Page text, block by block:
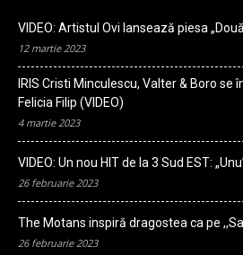
VIDEO: Artistul Ovi lansează piesa
12 martie 2023
IRIS Cristi Minculescu, Valter & Boro se
Felicia Filip (VIDEO)
4 martie 2023
VIDEO: Un nou HIT de la 3 Sud EST:
26 februarie 2023
The Motans inspiră dragostea ca pe
26 februarie 2023